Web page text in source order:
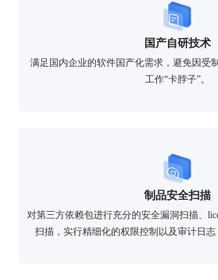
国产自研技术
满足国内企业的软件国产化需求，避免因受
工作“卡脖子”。
制品安全扫描
对第三方依赖包进行充分的安全漏洞扫描、
扫描，实行精细化的权限控制以及审计日志